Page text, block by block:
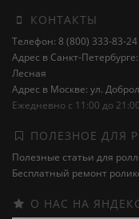
КОНТАКТЫ
Телефон: 8 (800) 333-83-24
Адрес в Санкт-
Лесная
Адрес в Москве: ул.
Ежедневно с 11:00 до 21:00
ПОЛЕЗНОЕ ДЛЯ
Полезные статьи для
Бесплатный ремонт
О НАС НА